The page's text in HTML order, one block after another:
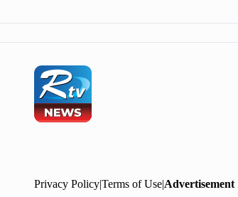
Privacy Policy|Terms of Use|Advertisement